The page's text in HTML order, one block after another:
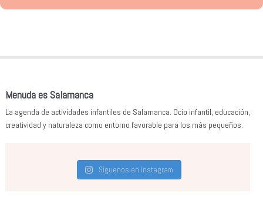
Menuda es Salamanca
La agenda de actividades infantiles de Salamanca. Ocio infantil, educación,
creatividad y naturaleza como entorno favorable para los más pequeños.
Síguenos en Instagram